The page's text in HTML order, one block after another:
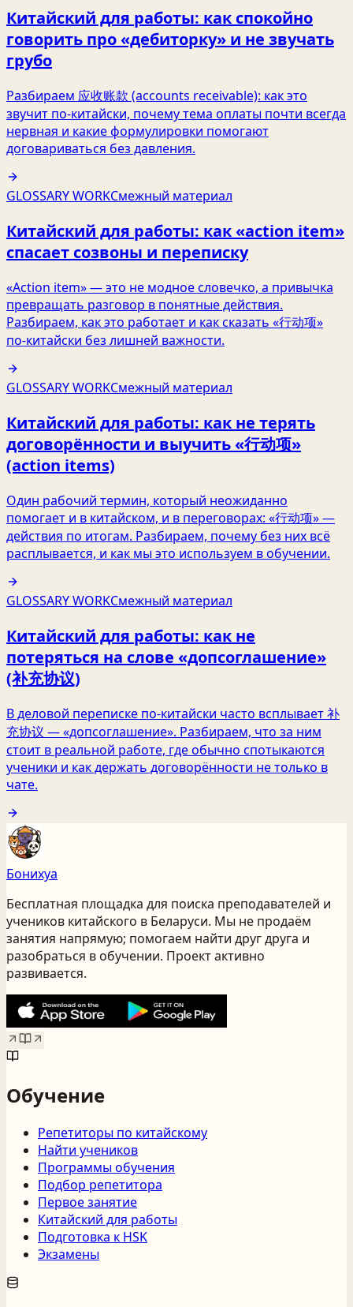
Китайский для работы: как спокойно
говорить про «дебиторку» и не звучать
грубо
Разбираем 应收账款 (accounts receivable): как это
звучит по‑китайски, почему тема оплаты почти всегда
нервная и какие формулировки помогают
договариваться без давления.
GLOSSARY WORKСмежный материал
Китайский для работы: как «action item»
спасает созвоны и переписку
«Action item» — это не модное словечко, а привычка
превращать разговор в понятные действия.
Разбираем, как это работает и как сказать «行动项»
по‑китайски без лишней важности.
GLOSSARY WORKСмежный материал
Китайский для работы: как не терять
договорённости и выучить «行动项»
(action items)
Один рабочий термин, который неожиданно
помогает и в китайском, и в переговорах: «行动项» —
действия по итогам. Разбираем, почему без них всё
расплывается, и как мы это используем в обучении.
GLOSSARY WORKСмежный материал
Китайский для работы: как не
потеряться на слове «допсоглашение»
(补充协议)
В деловой переписке по-китайски часто всплывает 补
充协议 — «допсоглашение». Разбираем, что за ним
стоит в реальной работе, где обычно спотыкаются
ученики и как держать договорённости не только в
чате.
Бонихуа
Бесплатная площадка для поиска преподавателей и
учеников китайского в Беларуси. Мы не продаём
занятия напрямую; помогаем найти друг друга и
разобраться в обучении. Проект активно
развивается.
Обучение
Репетиторы по китайскому
Найти учеников
Программы обучения
Подбор репетитора
Первое занятие
Китайский для работы
Подготовка к HSK
Экзамены